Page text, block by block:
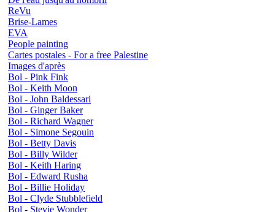
ReVu
Brise-Lames
EVA
People painting
Cartes postales - For a free Palestine
Images d'après
Bol - Pink Fink
Bol - Keith Moon
Bol - John Baldessari
Bol - Ginger Baker
Bol - Richard Wagner
Bol - Simone Segouin
Bol - Betty Davis
Bol - Billy Wilder
Bol - Keith Haring
Bol - Edward Rusha
Bol - Billie Holiday
Bol - Clyde Stubblefield
Bol - Stevie Wonder